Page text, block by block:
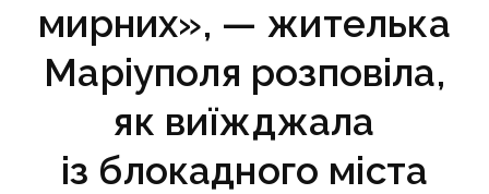
мирних», — жителька
Маріуполя розповіла,
як виїжджала
із блокадного міста